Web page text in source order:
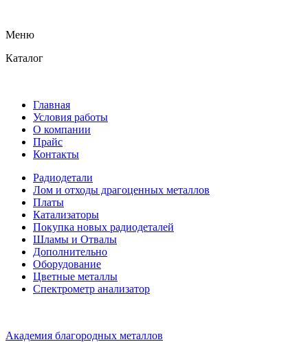
Меню
Каталог
Главная
Условия работы
О компании
Прайс
Контакты
Радиодетали
Лом и отходы драгоценных металлов
Платы
Катализаторы
Покупка новых радиодеталей
Шламы и Отвалы
Дополнительно
Оборудование
Цветные металлы
Спектрометр анализатор
Академия благородных металлов